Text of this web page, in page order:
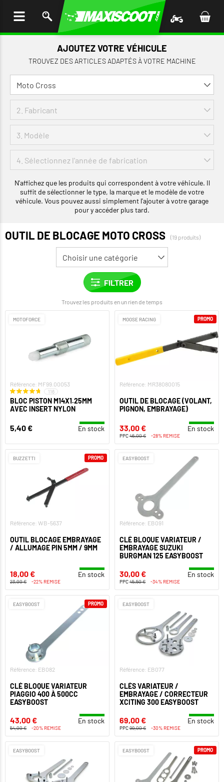
AJOUTEZ VOTRE VÉHICULE
TROUVEZ DES ARTICLES ADAPTÉS À VOTRE MACHINE
N'affichez que les produits qui correspondent à votre véhicule. Il
suffit de sélectionner le type, la marque et le modèle de votre
véhicule. Vous pouvez aussi simplement l'ajouter à votre garage
pour y accéder plus tard.
OUTIL DE BLOCAGE MOTO CROSS (19 produits)
Trouvez les produits en un rien de temps
MOTOFORCE
Référence: MF99.00053
116
BLOC PISTON M14X1.25MM
AVEC INSERT NYLON
5,40 € En stock
MOOSE RACING
Référence: MR38080015
OUTIL DE BLOCAGE (VOLANT,
PIGNON, EMBRAYAGE)
33,00 € En stock
PPC46,00 € -28% REMISE
PROMO
BUZZETTI
Référence: WB-5637
OUTIL BLOCAGE EMBRAYAGE
/ ALLUMAGE PIN 5MM / 9MM
18,00 € En stock
23,00 € -22% REMISE
PROMO EASYBOOST
Référence: EB091
CLÉ BLOQUE VARIATEUR /
EMBRAYAGE SUZUKI
BURGMAN 125 EASYBOOST
30,00 € En stock
PPC45,50 € -34% REMISE
EASYBOOST
Référence: EB082
CLÉ BLOQUE VARIATEUR
PIAGGIO 400 À 500CC
EASYBOOST
43,00 € En stock
54,00 € -20% REMISE
PROMO EASYBOOST
Référence: EB077
CLÉS VARIATEUR /
EMBRAYAGE / CORRECTEUR
XCITING 300 EASYBOOST
69,00 € En stock
PPC99,00 € -30% REMISE
EASYBOOST EASYBOOST PROMO